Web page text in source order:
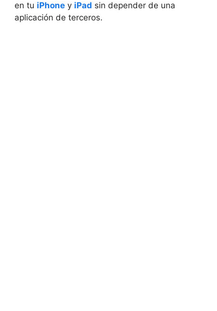
en tu iPhone y iPad sin depender de una
aplicación de terceros.